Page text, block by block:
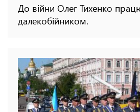
До війни Олег Тихенко
далекобійником.